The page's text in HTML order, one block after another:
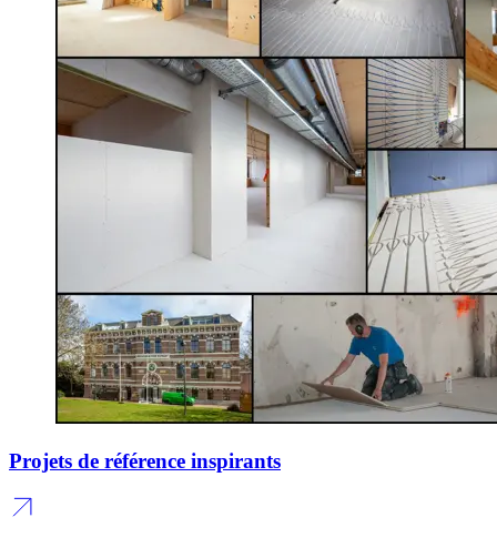
Projets de référence inspirants